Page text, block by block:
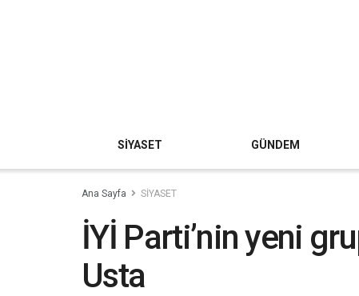
SİYASET GÜNDEM
Ana Sayfa SİYASET
İYİ Parti’nin yeni
Usta